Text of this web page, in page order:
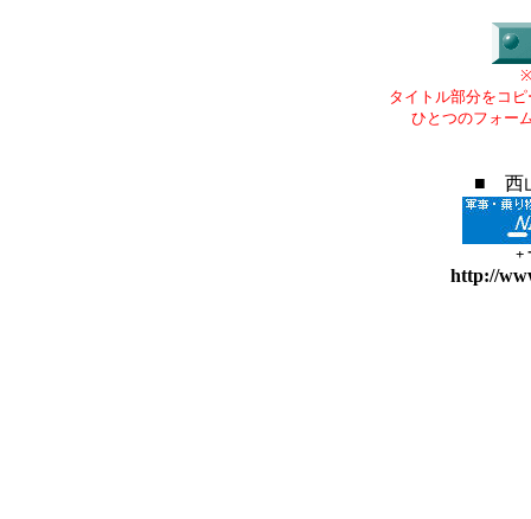
タイトル部分をコ
ひとつのフォー
■ 西
+
http://